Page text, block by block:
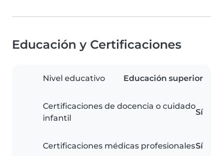
Educación y Certificaciones
Nivel educativo Educación superior
Certificaciones de docencia o cuidado
infantil
Sí
Certificaciones médicas profesionalesSí